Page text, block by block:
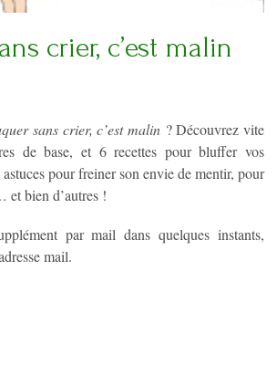
crier, c’est malin
sans crier, c’est malin? Découvrez vite
de base, et 6 recettes pour bluffer vos
pour freiner son envie de mentir, pour
et bien d’autres !
par mail dans quelques instants,
mail.